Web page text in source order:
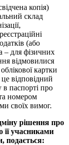
копія)
склад
(або
– для фізичних
відмовилися
картки
відповідний
паспорті про
номером
своїх вимог.
рішення про
учасниками
подається: